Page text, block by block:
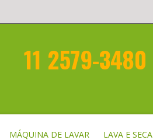
11 2579-3480
MÁQUINA DE LAVAR LAVA E SECA